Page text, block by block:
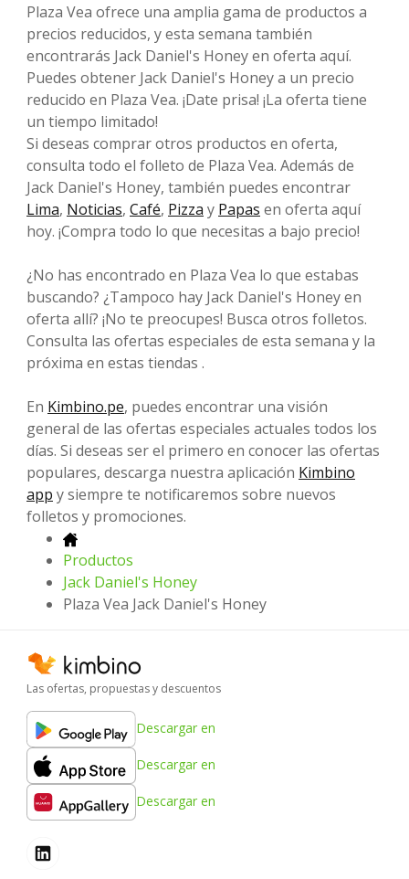
Plaza Vea ofrece una amplia gama de productos a
precios reducidos, y esta semana también
encontrarás Jack Daniel's Honey en oferta aquí.
Puedes obtener Jack Daniel's Honey a un precio
reducido en Plaza Vea. ¡Date prisa! ¡La oferta tiene
un tiempo limitado!
Si deseas comprar otros productos en oferta,
consulta todo el folleto de Plaza Vea. Además de
Jack Daniel's Honey, también puedes encontrar
Lima, Noticias, Café, Pizza y Papas en oferta aquí
hoy. ¡Compra todo lo que necesitas a bajo precio!
¿No has encontrado en Plaza Vea lo que estabas
buscando? ¿Tampoco hay Jack Daniel's Honey en
oferta allí? ¡No te preocupes! Busca otros folletos.
Consulta las ofertas especiales de esta semana y la
próxima en estas tiendas .
En Kimbino.pe, puedes encontrar una visión
general de las ofertas especiales actuales todos los
días. Si deseas ser el primero en conocer las ofertas
populares, descarga nuestra aplicación Kimbino
app y siempre te notificaremos sobre nuevos
folletos y promociones.
Productos
Jack Daniel's Honey
Plaza Vea Jack Daniel's Honey
Las ofertas, propuestas y descuentos
Descargar en
Descargar en
Descargar en